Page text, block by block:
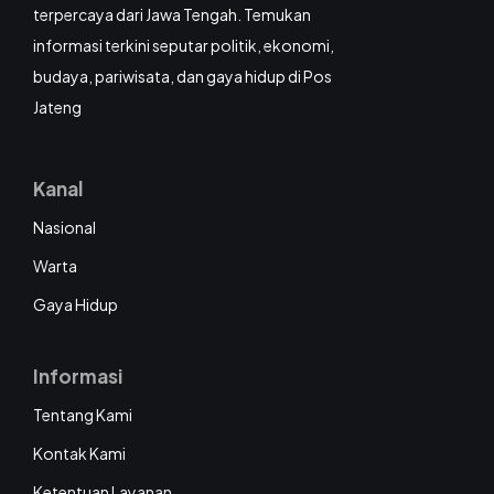
terpercaya dari Jawa Tengah. Temukan
informasi terkini seputar politik, ekonomi,
budaya, pariwisata, dan gaya hidup di Pos
Jateng
Kanal
Nasional
Warta
Gaya Hidup
Informasi
Tentang Kami
Kontak Kami